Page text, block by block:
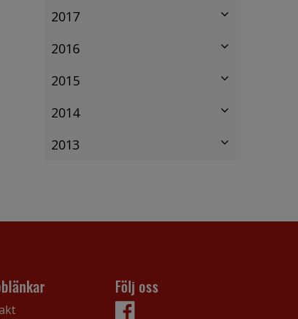
2017
2016
2015
2014
2013
Följ oss